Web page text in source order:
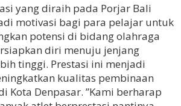
yang diraih pada Porjar Bali
motivasi bagi para pelajar untuk
potensi di bidang olahraga
diri menuju jenjang
tinggi. Prestasi ini menjadi
kualitas pembinaan
Kota Denpasar. ”Kami berharap